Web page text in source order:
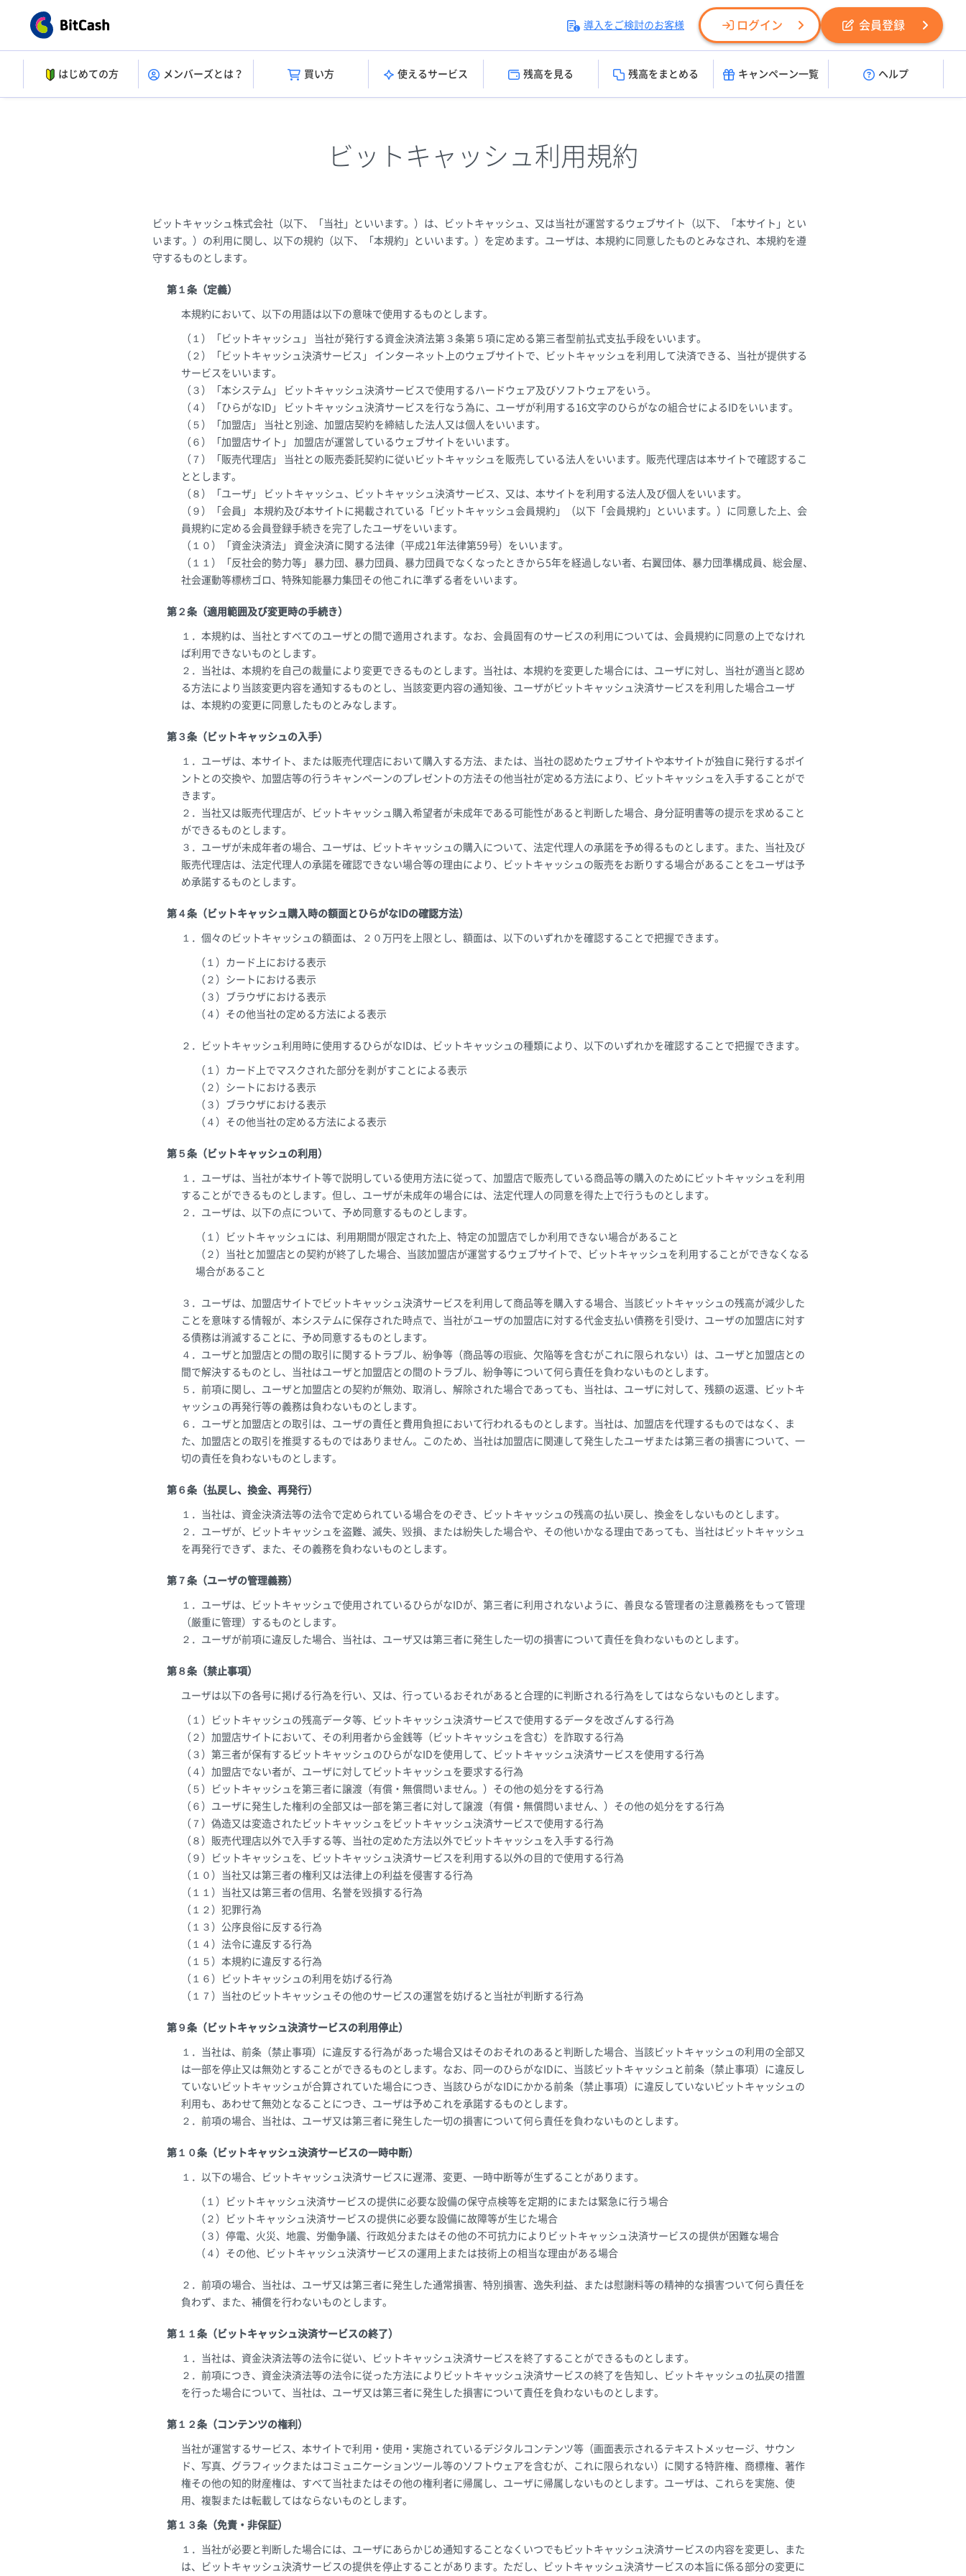
導入をご検討のお客様 ログイン 会員登録
はじめての方 メンバーズとは？ 買い方 使えるサービス 残高を見る 残高をまとめる キャンペーン一覧 ヘルプ
ビットキャッシュ利用規約
ビットキャッシュ株式会社（以下、「当社」といいます。）は、ビットキャッシュ、又は当社が運営するウェブサイト（以下、「本サイト」とい
います。）の利用に関し、以下の規約（以下、「本規約」といいます。）を定めます。ユーザは、本規約に同意したものとみなされ、本規約を遵
守するものとします。
第１条（定義）
本規約において、以下の用語は以下の意味で使用するものとします。
（１）「ビットキャッシュ」 当社が発行する資金決済法第３条第５項に定める第三者型前払式支払手段をいいます。
（２）「ビットキャッシュ決済サービス」 インターネット上のウェブサイトで、ビットキャッシュを利用して決済できる、当社が提供する
サービスをいいます。
（３）「本システム」 ビットキャッシュ決済サービスで使用するハードウェア及びソフトウェアをいう。
（４）「ひらがなID」 ビットキャッシュ決済サービスを行なう為に、ユーザが利用する16文字のひらがなの組合せによるIDをいいます。
（５）「加盟店」 当社と別途、加盟店契約を締結した法人又は個人をいいます。
（６）「加盟店サイト」 加盟店が運営しているウェブサイトをいいます。
（７）「販売代理店」 当社との販売委託契約に従いビットキャッシュを販売している法人をいいます。販売代理店は本サイトで確認するこ
ととします。
（８）「ユーザ」 ビットキャッシュ、ビットキャッシュ決済サービス、又は、本サイトを利用する法人及び個人をいいます。
（９）「会員」 本規約及び本サイトに掲載されている「ビットキャッシュ会員規約」（以下「会員規約」といいます。）に同意した上、会
員規約に定める会員登録手続きを完了したユーザをいいます。
（１０）「資金決済法」 資金決済に関する法律（平成21年法律第59号）をいいます。
（１１）「反社会的勢力等」 暴力団、暴力団員、暴力団員でなくなったときから5年を経過しない者、右翼団体、暴力団準構成員、総会屋、
社会運動等標榜ゴロ、特殊知能暴力集団その他これに準ずる者をいいます。
第２条（適用範囲及び変更時の手続き）
１．本規約は、当社とすべてのユーザとの間で適用されます。なお、会員固有のサービスの利用については、会員規約に同意の上でなけれ
ば利用できないものとします。
２．当社は、本規約を自己の裁量により変更できるものとします。当社は、本規約を変更した場合には、ユーザに対し、当社が適当と認め
る方法により当該変更内容を通知するものとし、当該変更内容の通知後、ユーザがビットキャッシュ決済サービスを利用した場合ユーザ
は、本規約の変更に同意したものとみなします。
第３条（ビットキャッシュの入手）
１．ユーザは、本サイト、または販売代理店において購入する方法、または、当社の認めたウェブサイトや本サイトが独自に発行するポイ
ントとの交換や、加盟店等の行うキャンペーンのプレゼントの方法その他当社が定める方法により、ビットキャッシュを入手することがで
きます。
２．当社又は販売代理店が、ビットキャッシュ購入希望者が未成年である可能性があると判断した場合、身分証明書等の提示を求めること
ができるものとします。
３．ユーザが未成年者の場合、ユーザは、ビットキャッシュの購入について、法定代理人の承諾を予め得るものとします。また、当社及び
販売代理店は、法定代理人の承諾を確認できない場合等の理由により、ビットキャッシュの販売をお断りする場合があることをユーザは予
め承諾するものとします。
第４条（ビットキャッシュ購入時の額面とひらがなIDの確認方法）
１．個々のビットキャッシュの額面は、２０万円を上限とし、額面は、以下のいずれかを確認することで把握できます。
（１）カード上における表示
（２）シートにおける表示
（３）ブラウザにおける表示
（４）その他当社の定める方法による表示
２．ビットキャッシュ利用時に使用するひらがなIDは、ビットキャッシュの種類により、以下のいずれかを確認することで把握できます。
（１）カード上でマスクされた部分を剥がすことによる表示
（２）シートにおける表示
（３）ブラウザにおける表示
（４）その他当社の定める方法による表示
第５条（ビットキャッシュの利用）
１．ユーザは、当社が本サイト等で説明している使用方法に従って、加盟店で販売している商品等の購入のためにビットキャッシュを利用
することができるものとします。但し、ユーザが未成年の場合には、法定代理人の同意を得た上で行うものとします。
２．ユーザは、以下の点について、予め同意するものとします。
（１）ビットキャッシュには、利用期間が限定された上、特定の加盟店でしか利用できない場合があること
（２）当社と加盟店との契約が終了した場合、当該加盟店が運営するウェブサイトで、ビットキャッシュを利用することができなくなる
場合があること
３．ユーザは、加盟店サイトでビットキャッシュ決済サービスを利用して商品等を購入する場合、当該ビットキャッシュの残高が減少した
ことを意味する情報が、本システムに保存された時点で、当社がユーザの加盟店に対する代金支払い債務を引受け、ユーザの加盟店に対す
る債務は消滅することに、予め同意するものとします。
４．ユーザと加盟店との間の取引に関するトラブル、紛争等（商品等の瑕疵、欠陥等を含むがこれに限られない）は、ユーザと加盟店との
間で解決するものとし、当社はユーザと加盟店との間のトラブル、紛争等について何ら責任を負わないものとします。
５．前項に関し、ユーザと加盟店との契約が無効、取消し、解除された場合であっても、当社は、ユーザに対して、残額の返還、ビットキ
ャッシュの再発行等の義務は負わないものとします。
６．ユーザと加盟店との取引は、ユーザの責任と費用負担において行われるものとします。当社は、加盟店を代理するものではなく、ま
た、加盟店との取引を推奨するものではありません。このため、当社は加盟店に関連して発生したユーザまたは第三者の損害について、一
切の責任を負わないものとします。
第６条（払戻し、換金、再発行）
１．当社は、資金決済法等の法令で定められている場合をのぞき、ビットキャッシュの残高の払い戻し、換金をしないものとします。
２．ユーザが、ビットキャッシュを盗難、滅失、毀損、または紛失した場合や、その他いかなる理由であっても、当社はビットキャッシュ
を再発行できず、また、その義務を負わないものとします。
第７条（ユーザの管理義務）
１．ユーザは、ビットキャッシュで使用されているひらがなIDが、第三者に利用されないように、善良なる管理者の注意義務をもって管理
（厳重に管理）するものとします。
２．ユーザが前項に違反した場合、当社は、ユーザ又は第三者に発生した一切の損害について責任を負わないものとします。
第８条（禁止事項）
ユーザは以下の各号に掲げる行為を行い、又は、行っているおそれがあると合理的に判断される行為をしてはならないものとします。
（１）ビットキャッシュの残高データ等、ビットキャッシュ決済サービスで使用するデータを改ざんする行為
（２）加盟店サイトにおいて、その利用者から金銭等（ビットキャッシュを含む）を詐取する行為
（３）第三者が保有するビットキャッシュのひらがなIDを使用して、ビットキャッシュ決済サービスを使用する行為
（４）加盟店でない者が、ユーザに対してビットキャッシュを要求する行為
（５）ビットキャッシュを第三者に譲渡（有償・無償問いません。）その他の処分をする行為
（６）ユーザに発生した権利の全部又は一部を第三者に対して譲渡（有償・無償問いません、）その他の処分をする行為
（７）偽造又は変造されたビットキャッシュをビットキャッシュ決済サービスで使用する行為
（８）販売代理店以外で入手する等、当社の定めた方法以外でビットキャッシュを入手する行為
（９）ビットキャッシュを、ビットキャッシュ決済サービスを利用する以外の目的で使用する行為
（１０）当社又は第三者の権利又は法律上の利益を侵害する行為
（１１）当社又は第三者の信用、名誉を毀損する行為
（１２）犯罪行為
（１３）公序良俗に反する行為
（１４）法令に違反する行為
（１５）本規約に違反する行為
（１６）ビットキャッシュの利用を妨げる行為
（１７）当社のビットキャッシュその他のサービスの運営を妨げると当社が判断する行為
第９条（ビットキャッシュ決済サービスの利用停止）
１．当社は、前条（禁止事項）に違反する行為があった場合又はそのおそれのあると判断した場合、当該ビットキャッシュの利用の全部又
は一部を停止又は無効とすることができるものとします。なお、同一のひらがなIDに、当該ビットキャッシュと前条（禁止事項）に違反し
ていないビットキャッシュが合算されていた場合につき、当該ひらがなIDにかかる前条（禁止事項）に違反していないビットキャッシュの
利用も、あわせて無効となることにつき、ユーザは予めこれを承諾するものとします。
２．前項の場合、当社は、ユーザ又は第三者に発生した一切の損害について何ら責任を負わないものとします。
第１０条（ビットキャッシュ決済サービスの一時中断）
１．以下の場合、ビットキャッシュ決済サービスに遅滞、変更、一時中断等が生ずることがあります。
（１）ビットキャッシュ決済サービスの提供に必要な設備の保守点検等を定期的にまたは緊急に行う場合
（２）ビットキャッシュ決済サービスの提供に必要な設備に故障等が生じた場合
（３）停電、火災、地震、労働争議、行政処分またはその他の不可抗力によりビットキャッシュ決済サービスの提供が困難な場合
（４）その他、ビットキャッシュ決済サービスの運用上または技術上の相当な理由がある場合
２．前項の場合、当社は、ユーザ又は第三者に発生した通常損害、特別損害、逸失利益、または慰謝料等の精神的な損害ついて何ら責任を
負わず、また、補償を行わないものとします。
第１１条（ビットキャッシュ決済サービスの終了）
１．当社は、資金決済法等の法令に従い、ビットキャッシュ決済サービスを終了することができるものとします。
２．前項につき、資金決済法等の法令に従った方法によりビットキャッシュ決済サービスの終了を告知し、ビットキャッシュの払戻の措置
を行った場合について、当社は、ユーザ又は第三者に発生した損害について責任を負わないものとします。
第１２条（コンテンツの権利）
当社が運営するサービス、本サイトで利用・使用・実施されているデジタルコンテンツ等（画面表示されるテキストメッセージ、サウン
ド、写真、グラフィックまたはコミュニケーションツール等のソフトウェアを含むが、これに限られない）に関する特許権、商標権、著作
権その他の知的財産権は、すべて当社またはその他の権利者に帰属し、ユーザに帰属しないものとします。ユーザは、これらを実施、使
用、複製または転載してはならないものとします。
第１３条（免責・非保証）
１．当社が必要と判断した場合には、ユーザにあらかじめ通知することなくいつでもビットキャッシュ決済サービスの内容を変更し、また
は、ビットキャッシュ決済サービスの提供を停止することがあります。ただし、ビットキャッシュ決済サービスの本旨に係る部分の変更に